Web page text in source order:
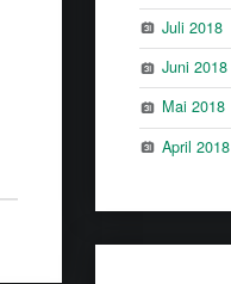
Juli 2018
Juni 2018
Mai 2018
April 2018